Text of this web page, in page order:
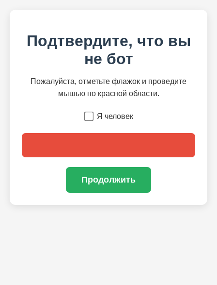
Подтвердите, что вы
не бот
Пожалуйста, отметьте флажок и проведите
мышью по красной области.
Я человек
Продолжить